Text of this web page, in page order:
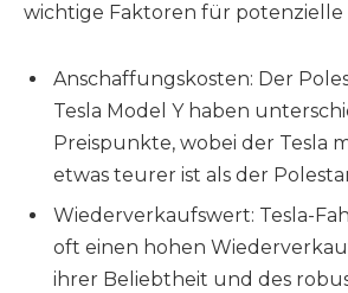
wichtige Faktoren für potenzielle
Anschaffungskosten: Der
Tesla Model Y haben
Preispunkte, wobei der Tesla
etwas teurer ist als der
Wiederverkaufswert: Tesla-
oft einen hohen
ihrer Beliebtheit und des